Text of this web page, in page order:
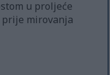
u proljeće
mirovanja